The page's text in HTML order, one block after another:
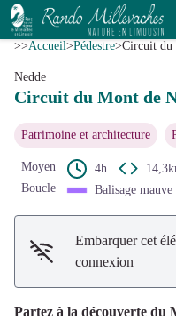
Circuit du Mont de Nedde
A.Clavreul -
>>Accueil>Pédestre>Circuit du
Nedde
Circuit du Mont de
Patrimoine et architecture
Moyen 4h
Boucle
Balisage mauve
Embarquer cet
connexion
Partez à la découverte du